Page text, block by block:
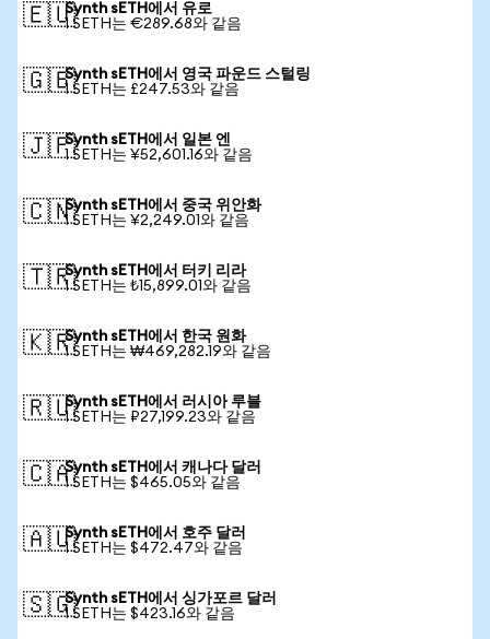
🇪🇺Synth sETH에서 유로
1 SETH는 €289.68와 같음
🇬🇧Synth sETH에서 영국 파운드 스털링
1 SETH는 £247.53와 같음
🇯🇵Synth sETH에서 일본 엔
1 SETH는 ¥52,601.16와 같음
🇨🇳Synth sETH에서 중국 위안화
1 SETH는 ¥2,249.01와 같음
🇹🇷Synth sETH에서 터키 리라
1 SETH는 ₺15,899.01와 같음
🇰🇷Synth sETH에서 한국 원화
1 SETH는 ₩469,282.19와 같음
🇷🇺Synth sETH에서 러시아 루블
1 SETH는 ₽27,199.23와 같음
🇨🇦Synth sETH에서 캐나다 달러
1 SETH는 $465.05와 같음
🇦🇺Synth sETH에서 호주 달러
1 SETH는 $472.47와 같음
🇸🇬Synth sETH에서 싱가포르 달러
1 SETH는 $423.16와 같음